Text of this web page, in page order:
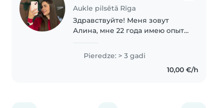
Aukle pilsētā Rīga
Здравствуйте! Меня зовут
Алина, мне 22 года имею опыт
заботилась о малышах от 3
месяцев до 8 лет. Я без
вредных привычек, очень
Pieredze: > 3 gadi
10,00 €/h